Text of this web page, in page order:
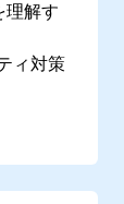
理解す
ィ対策
る。
要件に